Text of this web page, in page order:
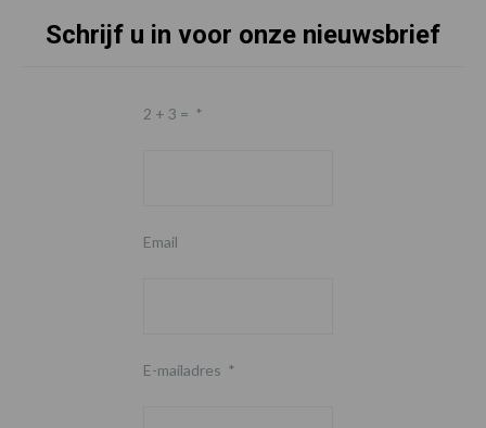
Schrijf u in voor onze nieuwsbrief
2 + 3 = *
Email
E-mailadres *